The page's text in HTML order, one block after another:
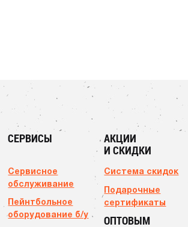
СЕРВИСЫ
Сервисное
обслуживание
Пейнтбольное
оборудование б/у
АКЦИИ
И СКИДКИ
Система скидок
Подарочные
сертификаты
ОПТОВЫМ